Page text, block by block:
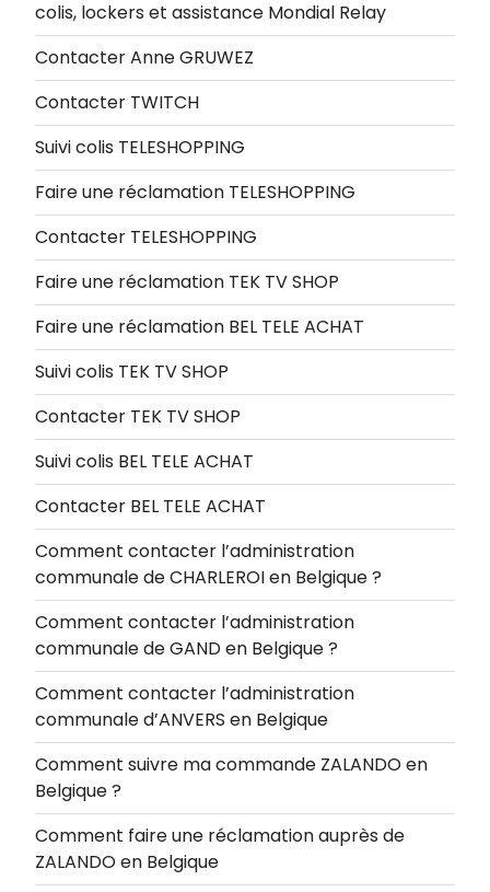
colis, lockers et assistance Mondial Relay
Contacter Anne GRUWEZ
Contacter TWITCH
Suivi colis TELESHOPPING
Faire une réclamation TELESHOPPING
Contacter TELESHOPPING
Faire une réclamation TEK TV SHOP
Faire une réclamation BEL TELE ACHAT
Suivi colis TEK TV SHOP
Contacter TEK TV SHOP
Suivi colis BEL TELE ACHAT
Contacter BEL TELE ACHAT
Comment contacter l’administration
communale de CHARLEROI en Belgique ?
Comment contacter l’administration
communale de GAND en Belgique ?
Comment contacter l’administration
communale d’ANVERS en Belgique
Comment suivre ma commande ZALANDO en
Belgique ?
Comment faire une réclamation auprès de
ZALANDO en Belgique